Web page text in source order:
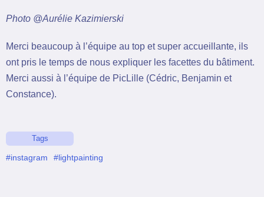
Photo @Aurélie Kazimierski
Merci beaucoup à l’équipe au top et super accueillante, ils
ont pris le temps de nous expliquer les facettes du bâtiment.
Merci aussi à l’équipe de PicLille (Cédric, Benjamin et
Constance).
Tags
#instagram #lightpainting